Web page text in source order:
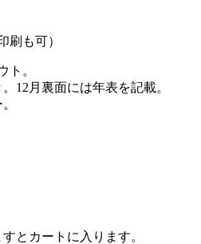
刷も可）
ト。
12月裏面には年表を記載。
とカートに入ります。